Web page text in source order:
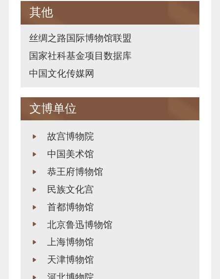
其他
丝绸之路国际博物馆联盟
国家社科基金项目数据库
中国文化传媒网
文博单位
故宫博物院
中国美术馆
恭王府博物馆
民族文化宫
首都博物馆
北京鲁迅博物馆
上海博物馆
天津博物馆